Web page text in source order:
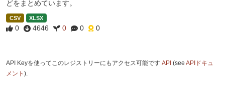
どをまとめています。
CSV XLSX
0 4646 0 0 0
API Keyを使ってこのレジストリーにもアクセス可能です API (see APIドキュ
メント ).